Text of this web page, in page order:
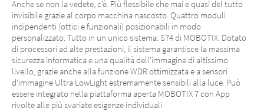
Anche se non la vedete, c'è. Più flessibile che mai e quasi del tutto
invisibile grazie al corpo macchina nascosto. Quattro moduli
indipendenti (ottici e funzionali) posizionabili in modo
personalizzato. Tutto in un unico sistema: S74 di MOBOTIX. Dotato
di processori ad alte prestazioni, il sistema garantisce la massima
sicurezza informatica e una qualità dell'immagine di altissimo
livello, grazie anche alla funzione WDR ottimizzata e a sensori
d'immagine Ultra LowLight estremamente sensibili alla luce. Può
essere integrato nella piattaforma aperta MOBOTIX 7 con App
rivolte alle più svariate esigenze individuali.